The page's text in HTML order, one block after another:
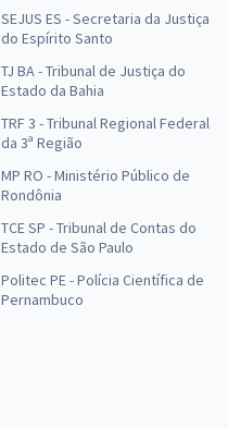
SEJUS ES - Secretaria da Justiça
do Espírito Santo
TJ BA - Tribunal de Justiça do
Estado da Bahia
TRF 3 - Tribunal Regional Federal
da 3ª Região
MP RO - Ministério Público de
Rondônia
TCE SP - Tribunal de Contas do
Estado de São Paulo
Politec PE - Polícia Científica de
Pernambuco